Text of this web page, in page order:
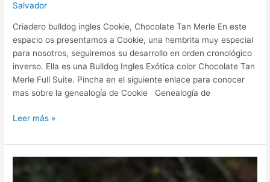
Salvador
Criadero bulldog ingles Cookie, Chocolate Tan Merle En este
espacio os presentamos a Cookie, una hembrita muy especial
para nosotros, seguiremos su desarrollo en orden cronológico
inverso. Ella es una Bulldog Ingles Exótica color Chocolate Tan
Merle Full Suite. Pincha en el siguiente enlace para conocer
mas sobre la genealogía de Cookie Genealogía de
Leer más »
New